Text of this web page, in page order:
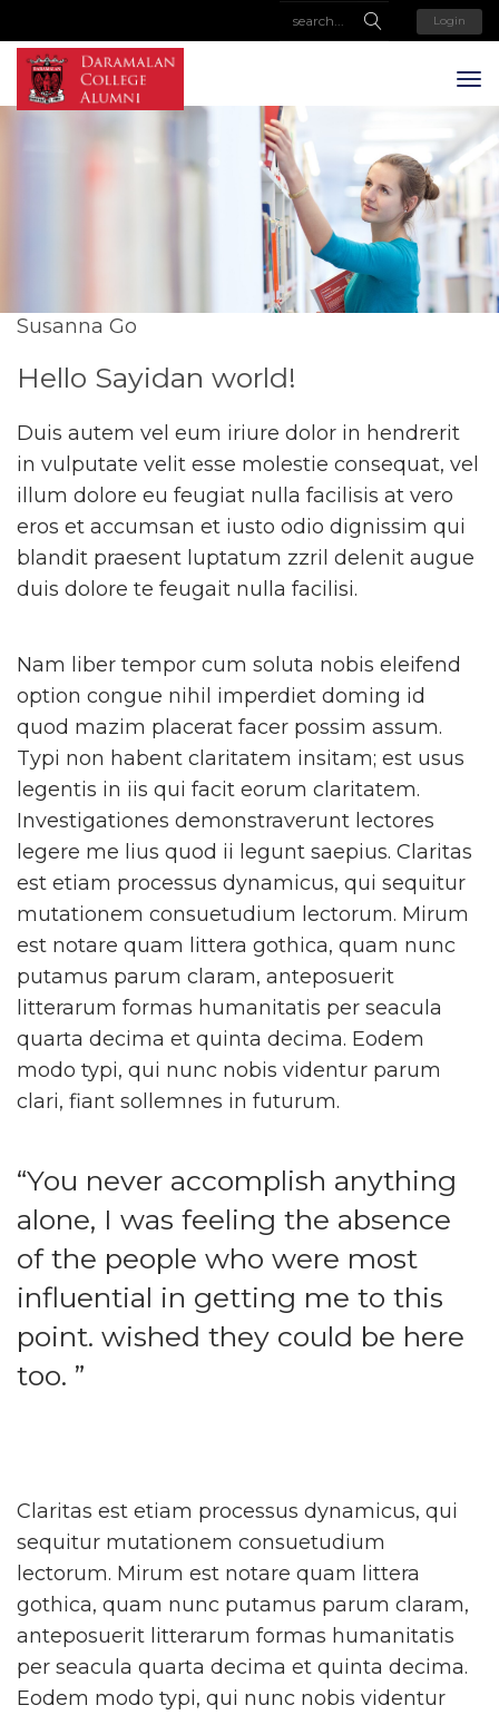
Login
Susanna Go
Hello Sayidan world!
Duis autem vel eum iriure dolor in hendrerit
in vulputate velit esse molestie consequat, vel
illum dolore eu feugiat nulla facilisis at vero
eros et accumsan et iusto odio dignissim qui
blandit praesent luptatum zzril delenit augue
duis dolore te feugait nulla facilisi.
Nam liber tempor cum soluta nobis eleifend
option congue nihil imperdiet doming id
quod mazim placerat facer possim assum.
Typi non habent claritatem insitam; est usus
legentis in iis qui facit eorum claritatem.
Investigationes demonstraverunt lectores
legere me lius quod ii legunt saepius. Claritas
est etiam processus dynamicus, qui sequitur
mutationem consuetudium lectorum. Mirum
est notare quam littera gothica, quam nunc
putamus parum claram, anteposuerit
litterarum formas humanitatis per seacula
quarta decima et quinta decima. Eodem
modo typi, qui nunc nobis videntur parum
clari, fiant sollemnes in futurum.
“You never accomplish anything
alone, I was feeling the absence
of the people who were most
influential in getting me to this
point. wished they could be here
too. ”
Claritas est etiam processus dynamicus, qui
sequitur mutationem consuetudium
lectorum. Mirum est notare quam littera
gothica, quam nunc putamus parum claram,
anteposuerit litterarum formas humanitatis
per seacula quarta decima et quinta decima.
Eodem modo typi, qui nunc nobis videntur